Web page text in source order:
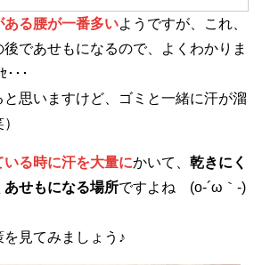
ある腰が一番多いようですが、これ、
であせもになるので、よくわかりま
･･
と思いますけど、ゴミと一緒に汗が溜
いる時に汗を大量にかいて、 乾きにく
あせもになる場所ですよね (o-´ω｀-)
見てみましょう♪